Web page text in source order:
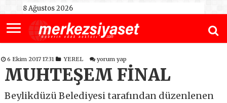
8 Ağustos 2026
6 Ekim 2017 17:31 YEREL yorum yap
MUHTEŞEM FİNAL
Beylikdüzü Belediyesi tarafından düzenlenen